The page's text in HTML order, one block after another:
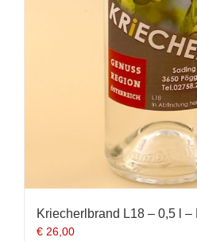
Kriecherlbrand L18 – 0,5 l –
€ 26,00